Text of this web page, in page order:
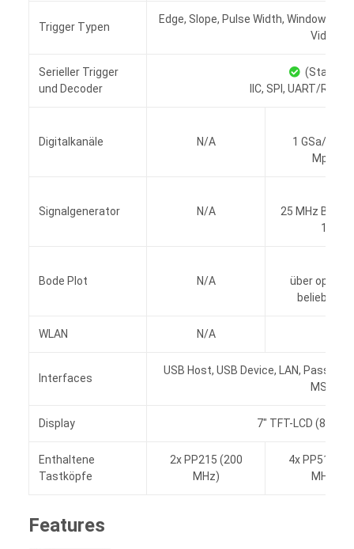
Trigger Typen
Edge, Slope, Pulse Width, Window,
Video
Serieller Trigger
und Decoder
IIC, SPI, UART/
Digitalkanäle N/A
1 GSa/s
Mpts/
Signalgenerator N/A
25 MHz
16
Bode Plot N/A
über
beliebigen
WLAN N/A
Interfaces
USB Host, USB Device, LAN, Pass/
MSO)
Display 7" TFT-LCD
Enthaltene
Tastköpfe
2x PP215 (200
MHz)
4x PP510
MHz)
Features